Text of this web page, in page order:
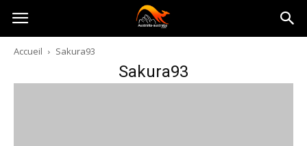
Australia-
australie.com
Accueil Sakura93
Sakura93